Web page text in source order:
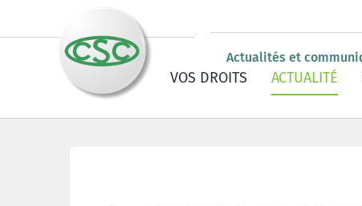
Actualités et
VOS DROITS ACTUALITÉ